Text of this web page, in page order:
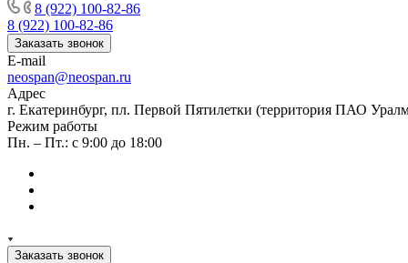
8 (922) 100-82-86
8 (922) 100-82-86
Заказать звонок
E-mail
neospan@neospan.ru
Адрес
г. Екатеринбург, пл. Первой Пятилетки (территория ПАО
Режим работы
Пн. – Пт.: с 9:00 до 18:00
Заказать звонок